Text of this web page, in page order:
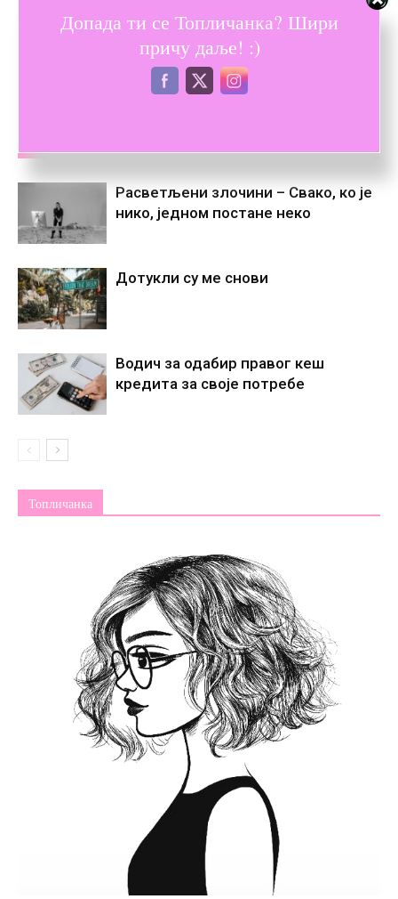
Претходни текст
Михаил Епштејн „Чему све
уопште“: Филозофија почиње
Следећи текст
Добио књигу за врло добар
успех – 61 годину касније
Расветљени злочини – Свако, ко је
нико, једном постане некo
Дотукли су ме снови
Водич за одабир правог кеш
кредита за своје потребе
Топличанка
Допада ти се Топличанка? Шири
причу даље! :)